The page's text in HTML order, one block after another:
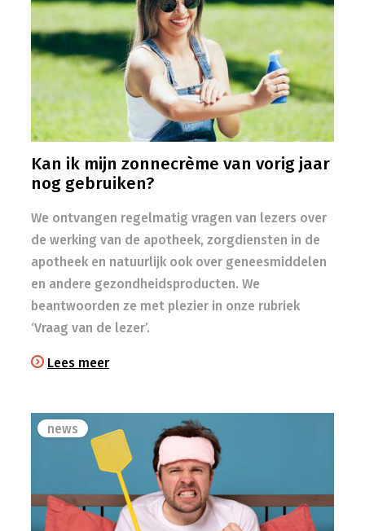
Kan ik mijn zonnecrème van vorig jaar
nog gebruiken?
We ontvangen regelmatig vragen van lezers over
de werking van de apotheek, zorgdiensten in de
apotheek en natuurlijk ook over geneesmiddelen
en andere gezondheidsproducten. We
beantwoorden ze met plezier in onze rubriek
‘Vraag van de lezer’.
Lees meer
news